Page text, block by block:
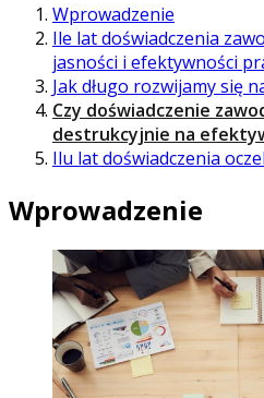
Wprowadzenie
Ile lat doświadczenia
jasności i efektywności
Jak długo rozwijamy się
Czy doświadczenie
destrukcyjnie na
Ilu lat doświadczenia
Wprowadzenie